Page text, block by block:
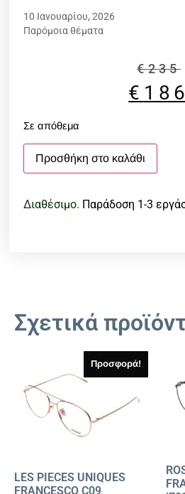
10 Ιανουαρίου, 2026
Παρόμοια θέματα
€235
€ 186
Σε απόθεμα
Προσθήκη στο καλάθι
Διαθέσιμο. Παράδοση 1-3
Σχετικά
Προσφορά!
LES PIECES UNIQUES
FRANCESCO C09